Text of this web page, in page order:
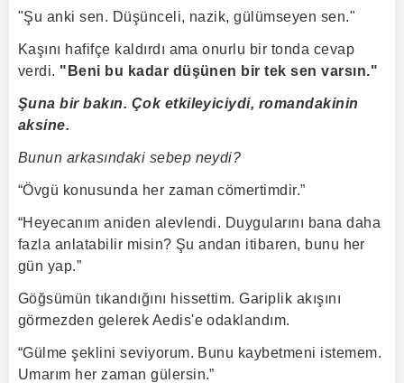
"Şu anki sen. Düşünceli, nazik, gülümseyen sen."
Kaşını hafifçe kaldırdı ama onurlu bir tonda cevap
verdi. "Beni bu kadar düşünen bir tek sen varsın."
Şuna bir bakın. Çok etkileyiciydi, romandakinin
aksine.
Bunun arkasındaki sebep neydi?
“Övgü konusunda her zaman cömertimdir.”
“Heyecanım aniden alevlendi. Duygularını bana daha
fazla anlatabilir misin? Şu andan itibaren, bunu her
gün yap.”
Göğsümün tıkandığını hissettim. Gariplik akışını
görmezden gelerek Aedis'e odaklandım.
“Gülme şeklini seviyorum. Bunu kaybetmeni istemem.
Umarım her zaman gülersin.”